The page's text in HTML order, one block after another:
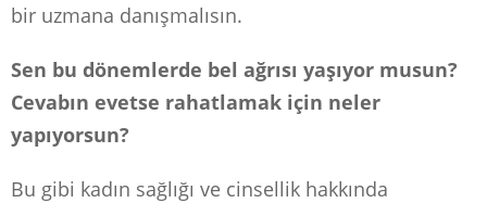
bir uzmana danışmalısın.
Sen bu dönemlerde bel ağrısı yaşıyor musun?
Cevabın evetse rahatlamak için neler
yapıyorsun?
Bu gibi kadın sağlığı ve cinsellik hakkında